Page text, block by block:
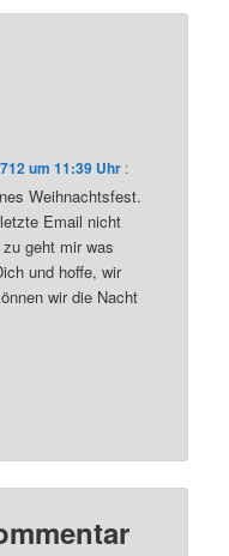
um 11:39 Uhr :
Weihnachtsfest.
Email nicht
geht mir was
und hoffe, wir
wir die Nacht